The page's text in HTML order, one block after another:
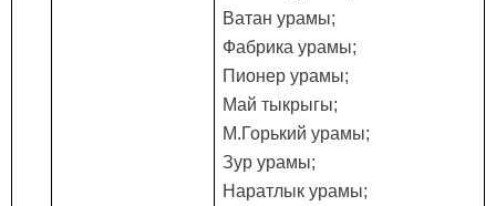
Ватан урамы;
Фабрика урамы;
Пионер урамы;
Май тыкрыгы;
М.Горький урамы;
Зур урамы;
Наратлык урамы;